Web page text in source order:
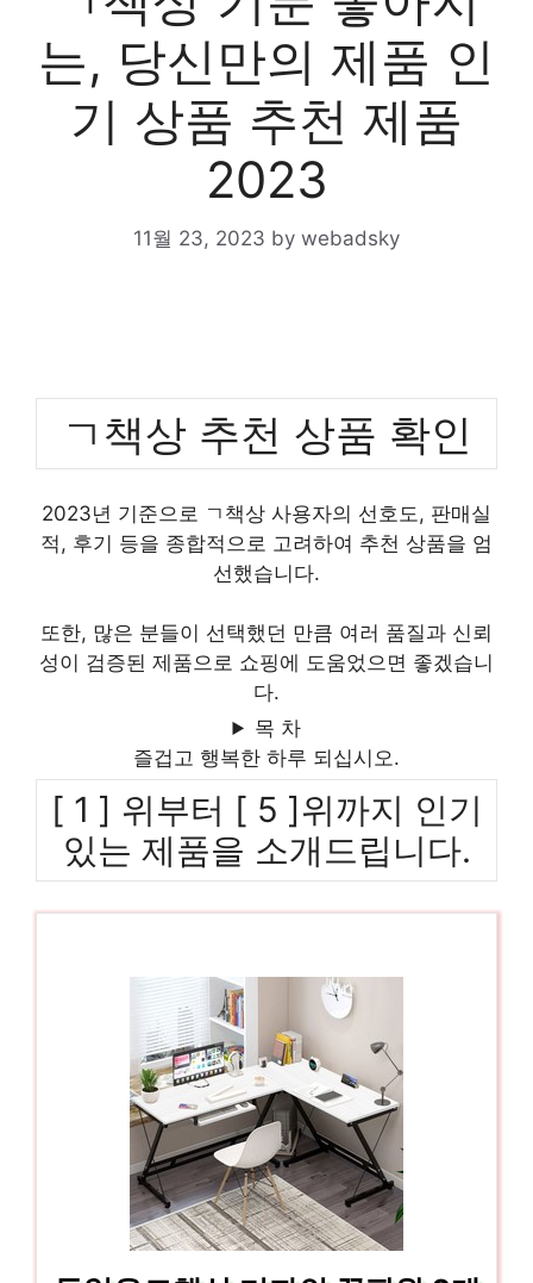
는, 당신만의 제품 인
기 상품 추천 제품
2023
11월 23, 2023 by webadsky
ㄱ책상 추천 상품 확인
2023년 기준으로 ㄱ책상 사용자의 선호도, 판매실
적, 후기 등을 종합적으로 고려하여 추천 상품을 엄
선했습니다.
또한, 많은 분들이 선택했던 만큼 여러 품질과 신뢰
성이 검증된 제품으로 쇼핑에 도움었으면 좋겠습니
다.
목 차
즐겁고 행복한 하루 되십시오.
[ 1 ] 위부터 [ 5 ]위까지 인기
있는 제품을 소개드립니다.